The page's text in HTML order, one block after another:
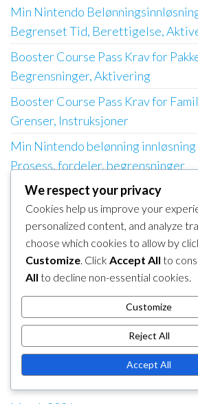
Min Nintendo
Begrenset Tid, Berettigelse,
Booster Course Pass Krav for
Begrensninger, Aktivering
Booster Course Pass Krav for
Grenser, Instruksjoner
Min Nintendo belønning
Prosess, fordeler, begrensninger
SØK
Search
for:
KATEGORIER
Booster Course Pass
Mine Nintendo
Nintendo eShop Kodeinnløsning
ARKIV
We respect your privacy
Cookies help us improve your
personalized content, and analyze
choose which cookies to allow by
Customize. Click Accept All to
All to decline non-essential cookies.
Customize
Reject All
Accept All